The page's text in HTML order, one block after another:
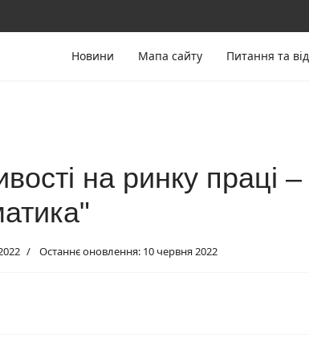
Новини Мапа сайту Питання та
на ринку праці –
Останнє оновлення: 10 червня 2022